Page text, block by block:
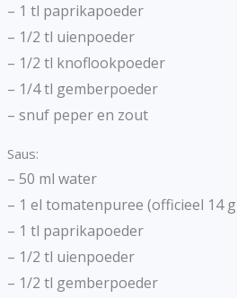
– 1 tl paprikapoeder
– 1/2 tl uienpoeder
– 1/2 tl knoflookpoeder
– 1/4tl gemberpoeder
– snuf peper en zout
Saus:
– 50 ml water
– 1 el tomatenpuree (officieel 14
– 1 tl paprikapoeder
– 1/2 tl uienpoeder
– 1/2 tl gemberpoeder